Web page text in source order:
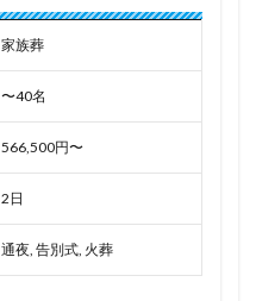
家族葬
〜40名
566,500円〜
2日
通夜, 告別式, 火葬